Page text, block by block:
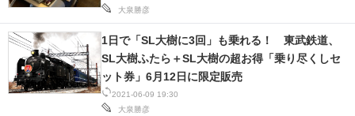
大泉勝彦
2021-06-09 19:30
大泉勝彦
1日で「SL大樹に3回」も乗れる！ 東武鉄道、
SL大樹ふたら＋SL大樹の超お得「乗り尽くしセ
ット券」6月12日に限定販売